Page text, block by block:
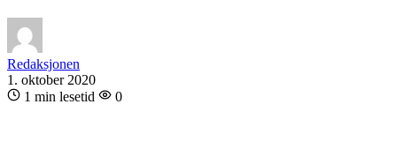
Redaksjonen
1. oktober 2020
1 min lesetid
0